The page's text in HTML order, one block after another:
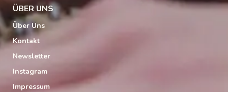
ÜBER UNS
Über Uns
Kontakt
Newsletter
Instagram
Impressum